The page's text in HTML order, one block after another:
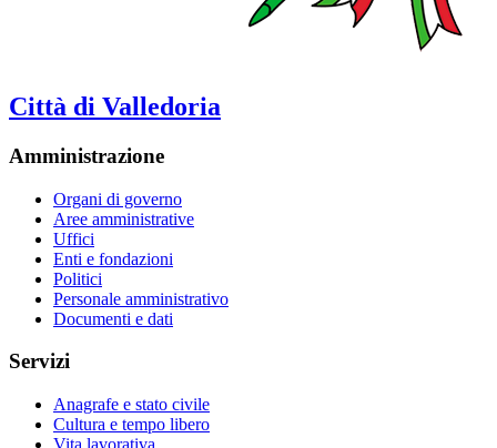
Città di Valledoria
Amministrazione
Organi di governo
Aree amministrative
Uffici
Enti e fondazioni
Politici
Personale amministrativo
Documenti e dati
Servizi
Anagrafe e stato civile
Cultura e tempo libero
Vita lavorativa